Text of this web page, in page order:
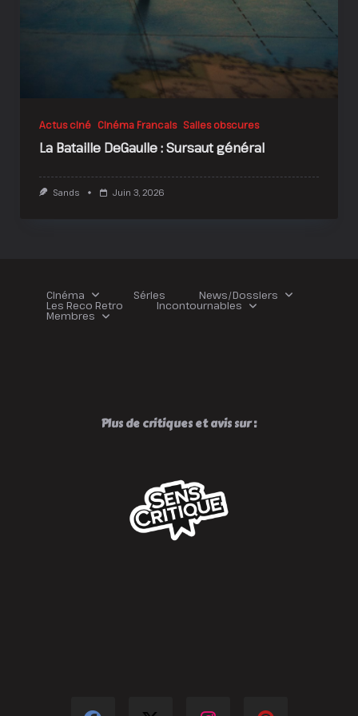
Actus ciné Cinéma Francais Salles obscures
La Bataille DeGaulle : Sursaut général
Sands Juin 3, 2026
Cinéma Séries News/Dossiers
Les Reco Retro Incontournables
Membres
Plus de critiques et avis sur :